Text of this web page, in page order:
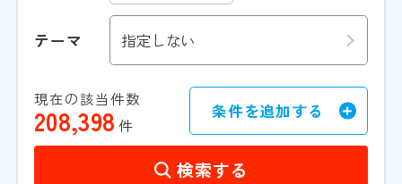
テーマ
現在の該当件数
208,398 件
条件を追加する
検索する